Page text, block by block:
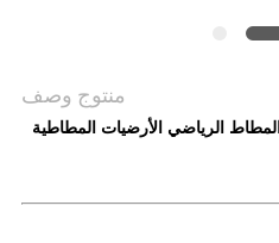
منتوج وصف
IAAf Athletic Running Track المطاط الرياضي الأرضيات المطاطية